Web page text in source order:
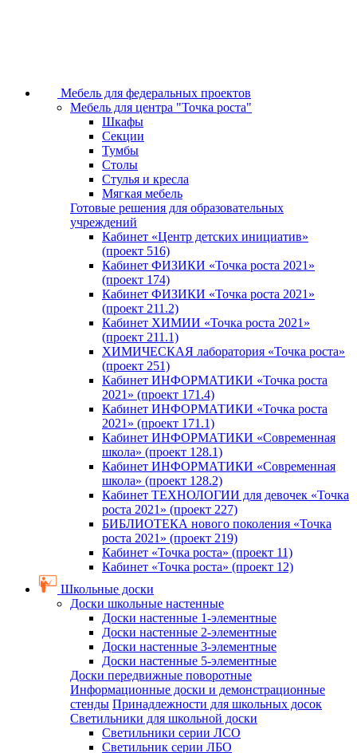
Мебель для федеральных проектов
Мебель для центра "Точка роста"
Шкафы
Секции
Тумбы
Столы
Стулья и кресла
Мягкая мебель
Готовые решения для образовательных
учреждений
Кабинет «Центр детских инициатив»
(проект 516)
Кабинет ФИЗИКИ «Точка роста 2021»
(проект 174)
Кабинет ФИЗИКИ «Точка роста 2021»
(проект 211.2)
Кабинет ХИМИИ «Точка роста 2021»
(проект 211.1)
ХИМИЧЕСКАЯ лаборатория «Точка роста»
(проект 251)
Кабинет ИНФОРМАТИКИ «Точка роста
2021» (проект 171.4)
Кабинет ИНФОРМАТИКИ «Точка роста
2021» (проект 171.1)
Кабинет ИНФОРМАТИКИ «Современная
школа» (проект 128.1)
Кабинет ИНФОРМАТИКИ «Современная
школа» (проект 128.2)
Кабинет ТЕХНОЛОГИИ для девочек «Точка
роста 2021» (проект 227)
БИБЛИОТЕКА нового поколения «Точка
роста 2021» (проект 219)
Кабинет «Точка роста» (проект 11)
Кабинет «Точка роста» (проект 12)
Школьные доски
Доски школьные настенные
Доски настенные 1-элементные
Доски настенные 2-элементные
Доски настенные 3-элементные
Доски настенные 5-элементные
Доски передвижные поворотные
Информационные доски и демонстрационные
стенды Принадлежности для школьных досок
Светильники для школьной доски
Светильники серии ЛСО
Светильник серии ЛБО